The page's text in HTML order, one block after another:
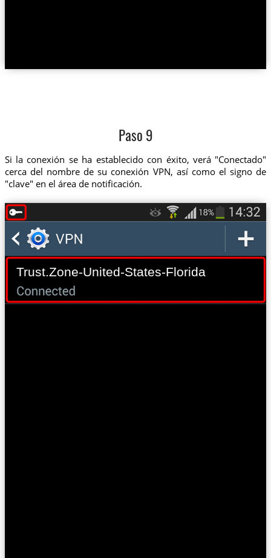
Paso 9
Si la conexión se ha establecido con éxito, verá "Conectado"
cerca del nombre de su conexión VPN, así como el signo de
"clave" en el área de notificación.
Trust.Zone-United-States-Florida